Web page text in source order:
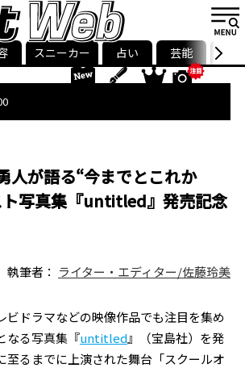
smart最新号
記事一覧ランキング
ストリ
スニーカー 占い 芸能 グル
人が語る“今までとこれか
ト写真集『untitled』発売記念
執筆者： ライター・エディター/佐藤玲美
ビドラマなどの映像作品でも注目を集め
なる写真集『untitled』（宝島社）を発
至るまでに上演された舞台「スクールオ